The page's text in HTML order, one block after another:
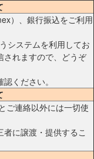
）、銀行振込をご利用
システムを利用してお
されますので、どうぞ
ください。
ご連絡以外には一切使
に譲渡・提供するこ